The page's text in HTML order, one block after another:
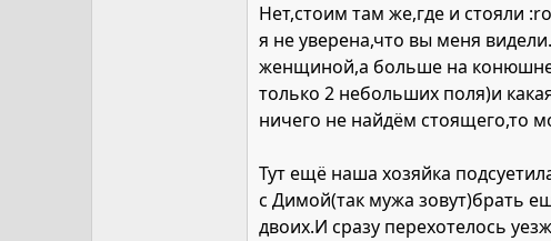
Нет,стоим там же,где и стояли
я не уверена,что вы меня
женщиной,а больше на конюшне
только 2 небольших поля)и
ничего не найдём стоящего,то
Тут ещё наша хозяйка
с Димой(так мужа зовут)брать
двоих.И сразу перехотелось